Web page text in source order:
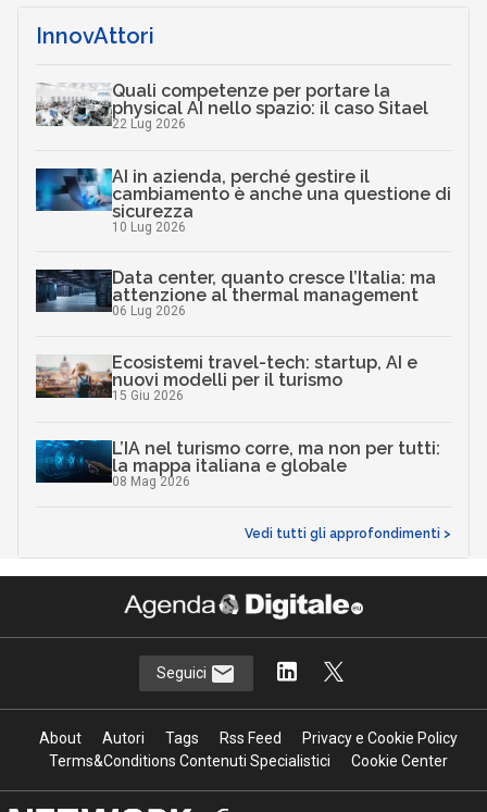
InnovAttori
Quali competenze per portare la
physical AI nello spazio: il caso Sitael
22 Lug 2026
AI in azienda, perché gestire il
cambiamento è anche una questione di
sicurezza
10 Lug 2026
Data center, quanto cresce l’Italia: ma
attenzione al thermal management
06 Lug 2026
Ecosistemi travel-tech: startup, AI e
nuovi modelli per il turismo
15 Giu 2026
L’IA nel turismo corre, ma non per tutti:
la mappa italiana e globale
08 Mag 2026
Vedi tutti gli approfondimenti >
Seguici
About Autori Tags Rss Feed
Privacy e Cookie Policy
Terms&Conditions Contenuti Specialistici
Cookie Center